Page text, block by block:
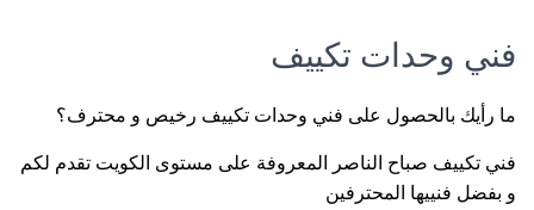
فني وحدات تكييف
ما رأيك بالحصول على فني وحدات تكييف رخيص و محترف؟
فني تكييف صباح الناصر المعروفة على مستوى الكويت تقدم لكم
و بفضل فنييها المحترفين